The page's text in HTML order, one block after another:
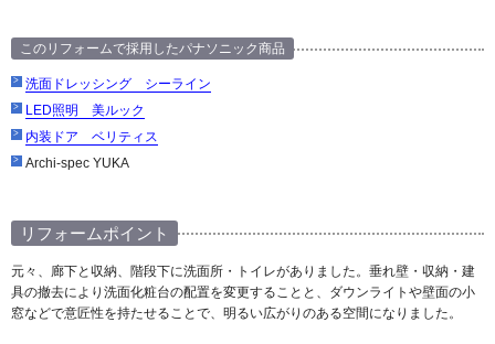
このリフォームで採用したパナソニック商品
洗面ドレッシング シーライン
LED照明 美ルック
内装ドア ベリティス
Archi-spec YUKA
リフォームポイント
元々、廊下と収納、階段下に洗面所・トイレがありました。垂れ壁・収納・建
具の撤去により洗面化粧台の配置を変更することと、ダウンライトや壁面の小
窓などで意匠性を持たせることで、明るい広がりのある空間になりました。